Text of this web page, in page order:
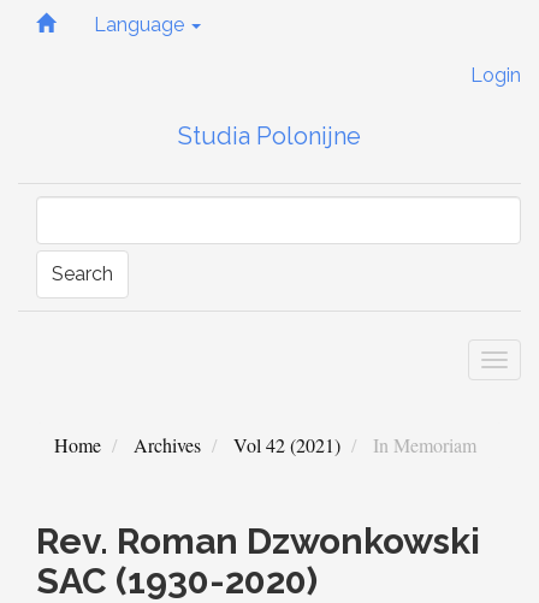
Quick
Main
Sidebar
Language
Login
Studia Polonijne
Search
Home Archives Vol 42 (2021) In Memoriam
Rev. Roman Dzwonkowski
SAC (1930-2020)